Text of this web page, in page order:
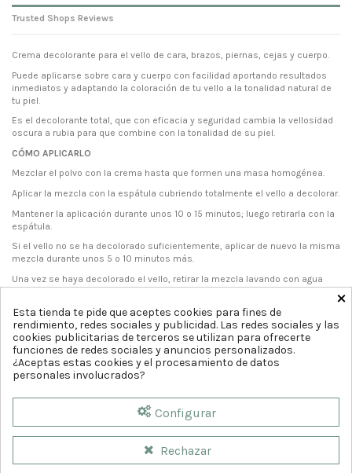
Trusted Shops Reviews
Crema decolorante para el vello de cara, brazos, piernas, cejas y cuerpo.
Puede aplicarse sobre cara y cuerpo con facilidad aportando resultados
inmediatos y adaptando la coloración de tu vello a la tonalidad natural de
tu piel.
Es el decolorante total, que con eficacia y seguridad cambia la vellosidad
oscura a rubia para que combine con la tonalidad de su piel.
CÓMO APLICARLO
Mezclar el polvo con la crema hasta que formen una masa homogénea.
Aplicar la mezcla con la espátula cubriendo totalmente el vello a decolorar.
Mantener la aplicación durante unos 10 o 15 minutos; luego retirarla con la
espátula.
Si el vello no se ha decolorado suficientemente, aplicar de nuevo la misma
mezcla durante unos 5 o 10 minutos más.
Una vez se haya decolorado el vello, retirar la mezcla lavando con agua
fría.
×
Esta tienda te pide que aceptes cookies para fines de
rendimiento, redes sociales y publicidad. Las redes sociales y las
cookies publicitarias de terceros se utilizan para ofrecerte
funciones de redes sociales y anuncios personalizados.
¿Aceptas estas cookies y el procesamiento de datos
personales involucrados?
Configurar
Rechazar